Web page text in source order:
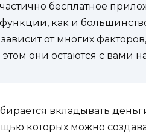
бесплатное
как и
от многих
они остаются с вами
вкладывать
которых можно